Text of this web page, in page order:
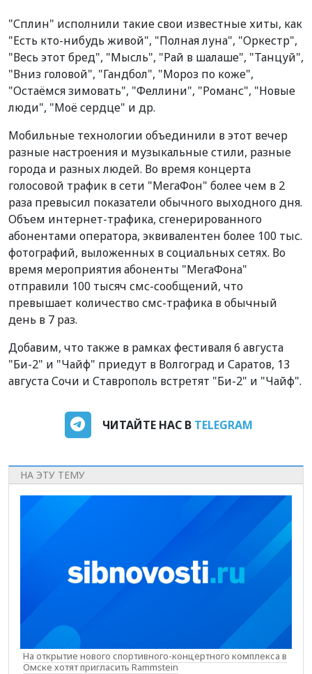
"Сплин" исполнили такие свои известные хиты, как
"Есть кто-нибудь живой", "Полная луна", "Оркестр",
"Весь этот бред", "Мысль", "Рай в шалаше", "Танцуй",
"Вниз головой", "Гандбол", "Мороз по коже",
"Остаёмся зимовать", "Феллини", "Романс", "Новые
люди", "Моё сердце" и др.
Мобильные технологии объединили в этот вечер
разные настроения и музыкальные стили, разные
города и разных людей. Во время концерта
голосовой трафик в сети "МегаФон" более чем в 2
раза превысил показатели обычного выходного дня.
Объем интернет-трафика, сгенерированного
абонентами оператора, эквивалентен более 100 тыс.
фотографий, выложенных в социальных сетях. Во
время мероприятия абоненты "МегаФона"
отправили 100 тысяч смс-сообщений, что
превышает количество смс-трафика в обычный
день в 7 раз.
Добавим, что также в рамках фестиваля 6 августа
"Би-2" и "Чайф" приедут в Волгоград и Саратов, 13
августа Сочи и Ставрополь встретят "Би-2" и "Чайф".
ЧИТАЙТЕ НАС В TELEGRAM
НА ЭТУ ТЕМУ
На открытие нового спортивного-концертного комплекса в
Омске хотят пригласить Rammstein